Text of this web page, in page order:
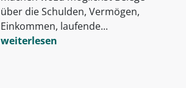
über die Schulden, Vermögen,
Einkommen, laufende...
weiterlesen